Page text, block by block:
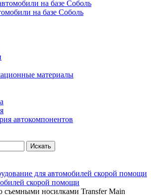
на базе Соболь
материалы
автокомпонентов
для автомобилей скорой помощи
скорой помощи
съемными носилками Transfer Main